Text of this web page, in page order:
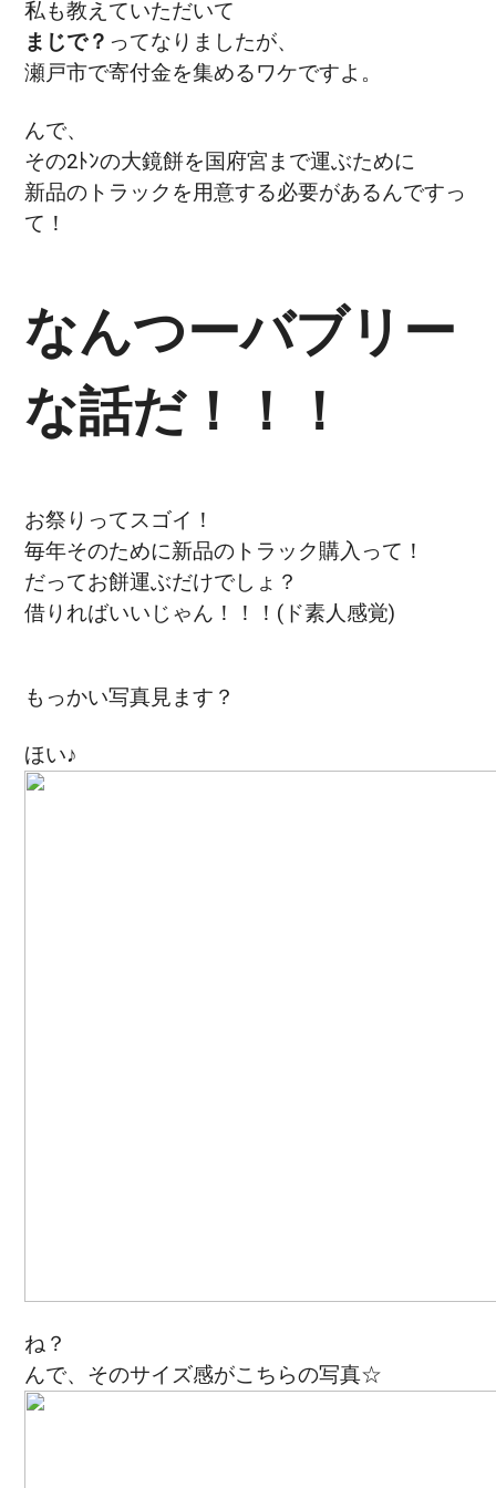
私も教えていただいて
まじで？ ってなりましたが、
瀬戸市で寄付金を集めるワケですよ。
んで、
その2ﾄﾝの大鏡餅を国府宮まで運ぶために
新品のトラックを用意する必要があるんですっ
て！
なんつーバブリー
な話だ！！！
お祭りってスゴイ！
毎年そのために新品のトラック購入って！
だってお餅運ぶだけでしょ？
借りればいいじゃん！！！(ド素人感覚)
もっかい写真見ます？
ほい♪
ね？
んで、そのサイズ感がこちらの写真☆